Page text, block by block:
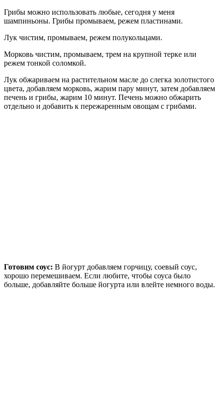
Грибы можно использовать любые, сегодня у меня
шампиньоны. Грибы промываем, режем пластинами.
Лук чистим, промываем, режем полукольцами.
Морковь чистим, промываем, трем на крупной терке или
режем тонкой соломкой.
Лук обжариваем на растительном масле до слегка золотистого
цвета, добавляем морковь, жарим пару минут, затем добавляем
печень и грибы, жарим 10 минут. Печень можно обжарить
отдельно и добавить к пережаренным овощам с грибами.
Готовим соус: В йогурт добавляем горчицу, соевый соус,
хорошо перемешиваем. Если любите, чтобы соуса было
больше, добавляйте больше йогурта или влейте немного воды.